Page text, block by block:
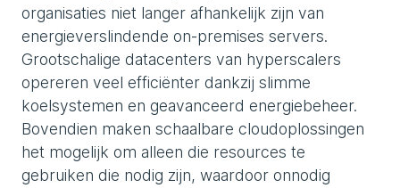
organisaties niet langer afhankelijk zijn van
energieverslindende on-premises servers.
Grootschalige datacenters van hyperscalers
opereren veel efficiënter dankzij slimme
koelsystemen en geavanceerd energiebeheer.
Bovendien maken schaalbare cloudoplossingen
het mogelijk om alleen die resources te
gebruiken die nodig zijn, waardoor onnodig